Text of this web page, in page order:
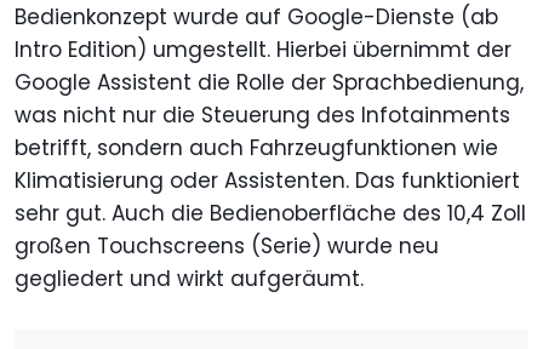
Bedienkonzept wurde auf Google-Dienste (ab
Intro Edition) umgestellt. Hierbei übernimmt der
Google Assistent die Rolle der Sprachbedienung,
was nicht nur die Steuerung des Infotainments
betrifft, sondern auch Fahrzeugfunktionen wie
Klimatisierung oder Assistenten. Das funktioniert
sehr gut. Auch die Bedienoberfläche des 10,4 Zoll
großen Touchscreens (Serie) wurde neu
gegliedert und wirkt aufgeräumt.